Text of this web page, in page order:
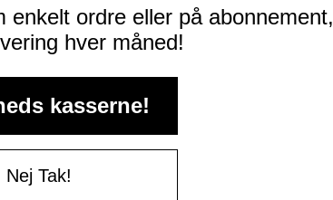
enkelt ordre eller på abonnement,
hver måned!
kasserne!
Nej Tak!